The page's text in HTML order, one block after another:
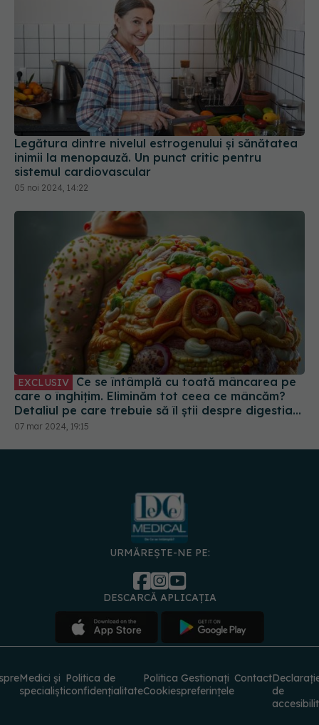
Legătura dintre nivelul estrogenului și sănătatea
inimii la menopauză. Un punct critic pentru
sistemul cardiovascular
05 noi 2024, 14:22
EXCLUSIV
care o înghițim. Eliminăm tot ceea ce mâncăm?
Detaliul pe care trebuie să îl știi despre digestia
ta
07 mar 2024, 19:15
URMĂREȘTE-NE PE:
DESCARCĂ APLICAȚIA
Medici și
specialiști
Politica de
confidențialitate
Politica
Cookies
Gestionați
preferințele
Contact
de